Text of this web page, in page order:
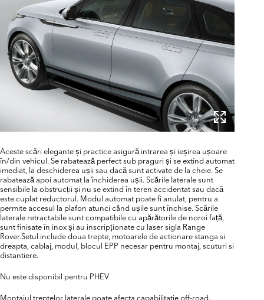
Aceste scări elegante și practice asigură intrarea și ieșirea ușoare
în/din vehicul. Se rabatează perfect sub praguri și se extind automat
imediat, la deschiderea ușii sau dacă sunt activate de la cheie. Se
rabatează apoi automat la închiderea ușii. Scările laterale sunt
sensibile la obstrucții și nu se extind în teren accidentat sau dacă
este cuplat reductorul. Modul automat poate fi anulat, pentru a
permite accesul la plafon atunci când ușile sunt închise. Scările
laterale retractabile sunt compatibile cu apărătorile de noroi față,
sunt finisate în inox și au inscripționate cu laser sigla Range
Rover.Setul include doua trepte, motoarele de actionare stanga si
dreapta, cablaj, modul, blocul EPP necesar pentru montaj, scuturi si
distantiere.
Nu este disponibil pentru PHEV
Montajul treptelor laterale poate afecta capabilitatie off-road.